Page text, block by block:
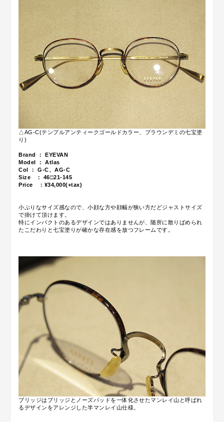
△AG-C(テンプルアンティークゴールドカラー、ブラウンデミの七宝塗
り)
Brand ： EYEVAN
Model ： Atlas
Col ： G-C、AG-C
Size ： 46□21-145
Price ：¥34,000(+tax)
小ぶりなサイズ感なので、小顔な方や顔幅が狭い方だどジャストサイズ
で掛けて頂けます。
特にインパクトのあるデザインではありませんが、随所に散りばめられ
たこだわりと七宝塗りが確かな存在感を放つフレームです。
ブリッジはブリッジとノーズパッドを一体化させたマンレイ山と呼ばれ
るデザインをアレンジした半マンレイ山仕様。